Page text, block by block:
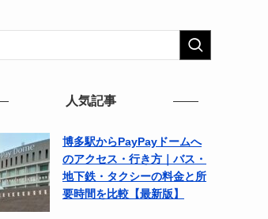
人気記事
博多駅からPayPayドームへ
のアクセス・行き方｜バス・
地下鉄・タクシーの料金と所
要時間を比較【最新版】